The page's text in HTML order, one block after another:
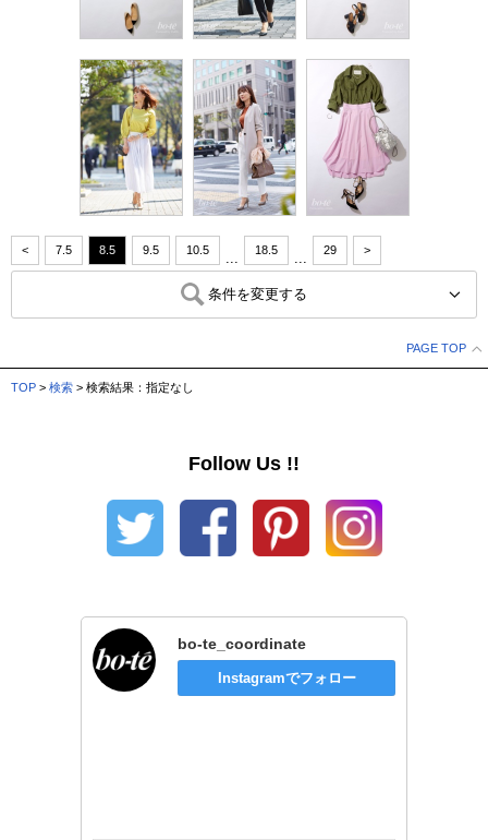
< 7.5 8.5 9.5 10.5 ... 18.5 ... 29 >
条件を変更する
PAGE TOP
TOP > 検索 > 検索結果：指定なし
Follow Us !!
bo-te_coordinate
Instagramでフォロー